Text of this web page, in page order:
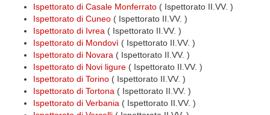
Ispettorato di Casale Monferrato ( Ispettorato II.VV. )
Ispettorato di Cuneo ( Ispettorato II.VV. )
Ispettorato di Ivrea ( Ispettorato II.VV. )
Ispettorato di Mondovì ( Ispettorato II.VV. )
Ispettorato di Novara ( Ispettorato II.VV. )
Ispettorato di Novi ligure ( Ispettorato II.VV. )
Ispettorato di Torino ( Ispettorato II.VV. )
Ispettorato di Tortona ( Ispettorato II.VV. )
Ispettorato di Verbania ( Ispettorato II.VV. )